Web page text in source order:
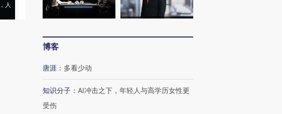
人
会，让数智科技“链”接产
【特别呈现】寻找100种
有意思的生活方式·第三对
CFO：不靠规模取胜，华
住三大增长引擎是什么？
博客
唐涯 ： 多看少动
知识分子 ： AI冲击之下，年轻人与高学历女性更
受伤